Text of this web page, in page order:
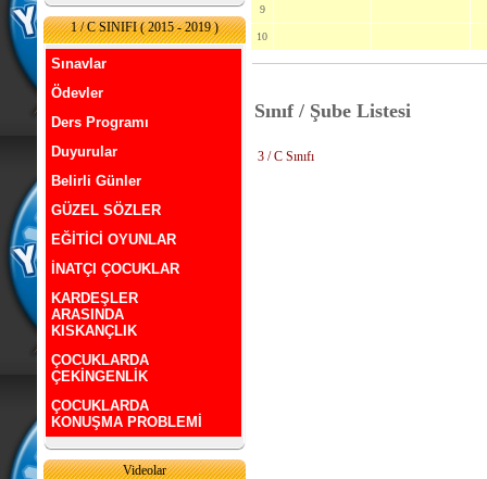
1 / C SINIFI ( 2015 - 2019 )
Sınavlar
Ödevler
Ders Programı
Duyurular
Belirli Günler
GÜZEL SÖZLER
EĞİTİCİ OYUNLAR
İNATÇI ÇOCUKLAR
KARDEŞLER
ARASINDA
KISKANÇLIK
ÇOCUKLARDA
ÇEKİNGENLİK
ÇOCUKLARDA
KONUŞMA PROBLEMİ
Videolar
9
10
Sınıf / Şube Listesi
3 / C Sınıfı